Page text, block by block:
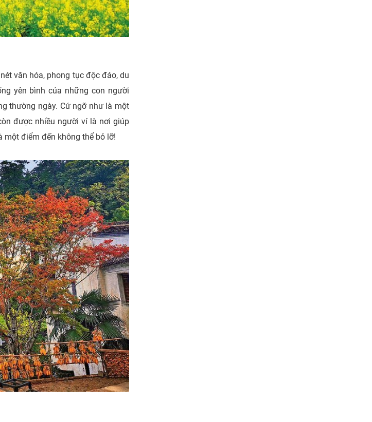
văn hóa, phong tục độc đáo, du
yên bình của những con người
thường ngày. Cứ ngỡ như là một
được nhiều người ví là nơi giúp
một điểm đến không thể bỏ lỡ!